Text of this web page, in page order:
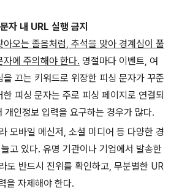
자 내 URL 실행 금지
오는 졸음처럼, 추석을 맞아 경계심이 풀
자에 주의해야 한다. 명절마다 이벤트, 여
끄는 키워드로 위장한 피싱 문자가 꾸준
한 피싱 문자는 주로 피싱 페이지로 연결되
개인정보 입력을 요구하는 경우가 많다.
모바일 메신저 , 소셜 미디어 등 다양한 경
고 있다. 유명 기관이나 기업에서 발송한
도 반드시 진위를 확인하고, 무분별한 UR
을 자제해야 한다.